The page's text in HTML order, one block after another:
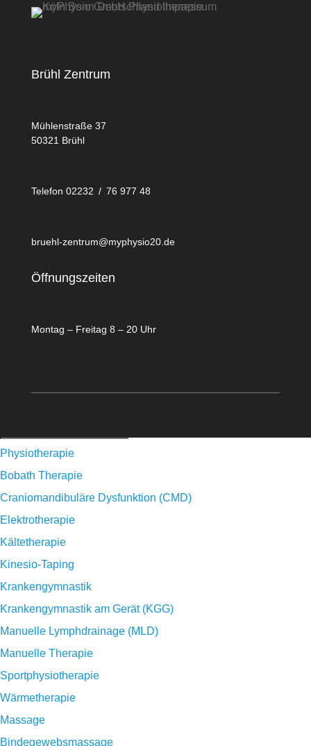
Brühl Zentrum
Mühlenstraße 37
50321 Brühl
Telefon 02232 / 76 977 48
bruehl-zentrum@myphysio20.de
Öffnungszeiten
Montag – Freitag 8 – 20 Uhr
Physiotherapie
Bobath Therapie
Craniomandibuläre Dysfunktion (CMD)
Elektrotherapie
Kältetherapie
Kinesio-Taping
Krankengymnastik
Krankengymnastik am Gerät (KGG)
Manuelle Lymphdrainage (MLD)
Manuelle Therapie
Sportphysiotherapie
Wärmetherapie
Massage
Bindegewebsmassage